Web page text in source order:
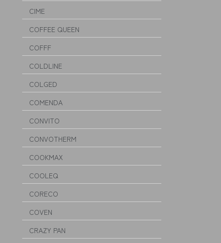
CIME
COFFEE QUEEN
COFFF
COLDLINE
COLGED
COMENDA
CONVITO
CONVOTHERM
COOKMAX
COOLEQ
CORECO
COVEN
CRAZY PAN